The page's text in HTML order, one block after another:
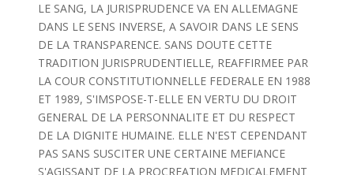
LE SANG, LA JURISPRUDENCE VA EN ALLEMAGNE
DANS LE SENS INVERSE, A SAVOIR DANS LE SENS
DE LA TRANSPARENCE. SANS DOUTE CETTE
TRADITION JURISPRUDENTIELLE, REAFFIRMEE PAR
LA COUR CONSTITUTIONNELLE FEDERALE EN 1988
ET 1989, S'IMSPOSE-T-ELLE EN VERTU DU DROIT
GENERAL DE LA PERSONNALITE ET DU RESPECT
DE LA DIGNITE HUMAINE. ELLE N'EST CEPENDANT
PAS SANS SUSCITER UNE CERTAINE MEFIANCE
S'AGISSANT DE LA PROCREATION MEDICALEMENT